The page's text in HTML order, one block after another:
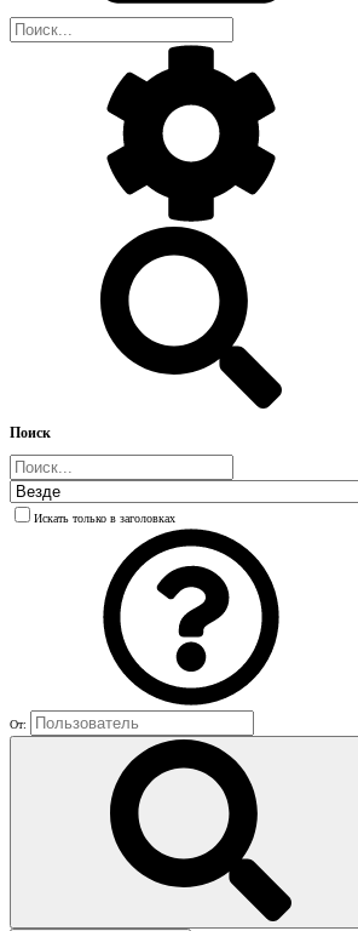
Поиск
Искать только в заголовках
От: